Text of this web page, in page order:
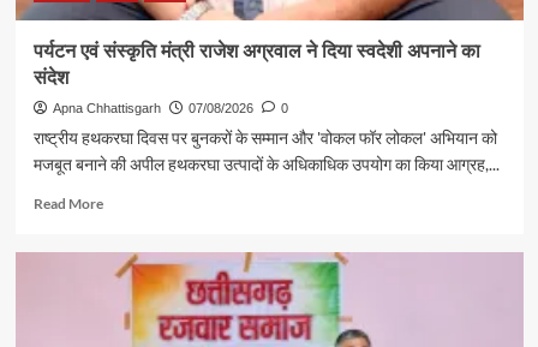
पर्यटन एवं संस्कृति मंत्री राजेश अग्रवाल ने दिया स्वदेशी अपनाने का
संदेश
Apna Chhattisgarh 07/08/2026 0
राष्ट्रीय हथकरघा दिवस पर बुनकरों के सम्मान और 'वोकल फॉर लोकल' अभियान को
मजबूत बनाने की अपील हथकरघा उत्पादों के अधिकाधिक उपयोग का किया आग्रह,...
Read MoreRead
पर्यटन
संस्कृति